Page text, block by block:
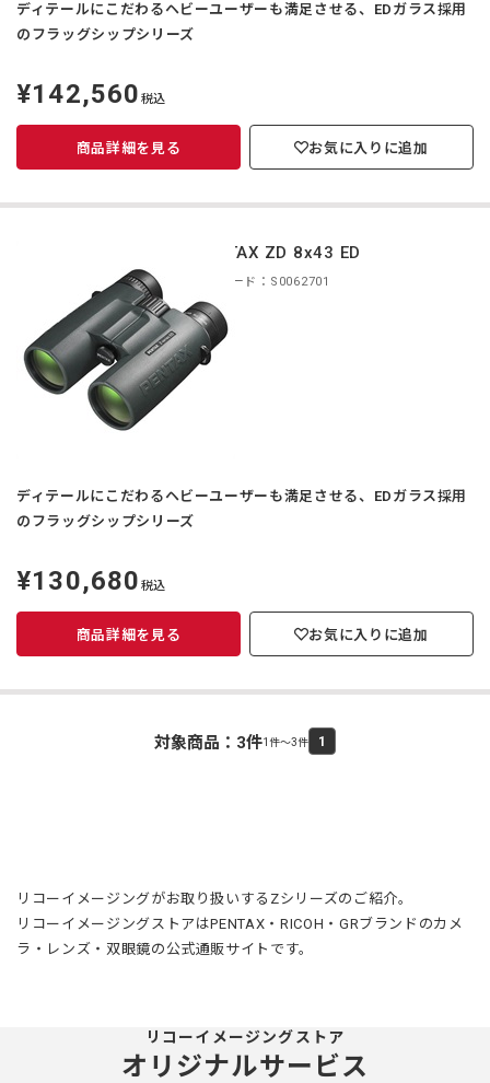
ディテールにこだわるヘビーユーザーも満足させる、EDガラス採用
のフラッグシップシリーズ
定
価
¥142,560 税込
商品詳細を見る お気に入りに追加
PENTAX ZD 8x43 ED
商品コード：S0062701
ディテールにこだわるヘビーユーザーも満足させる、EDガラス採用
のフラッグシップシリーズ
定
価
¥130,680 税込
商品詳細を見る お気に入りに追加
対象商品： 3件1件～3件 1
リコーイメージングがお取り扱いするZシリーズのご紹介。
リコーイメージングストアはPENTAX・RICOH・GRブランドのカメ
ラ・レンズ・双眼鏡の公式通販サイトです。
リコーイメージングストア
オリジナルサービス